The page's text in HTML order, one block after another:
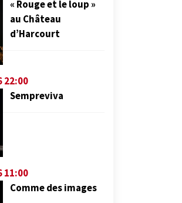
« Rouge et le loup »
au Château
d’Harcourt
22:00
Sempreviva
11:00
Comme des images